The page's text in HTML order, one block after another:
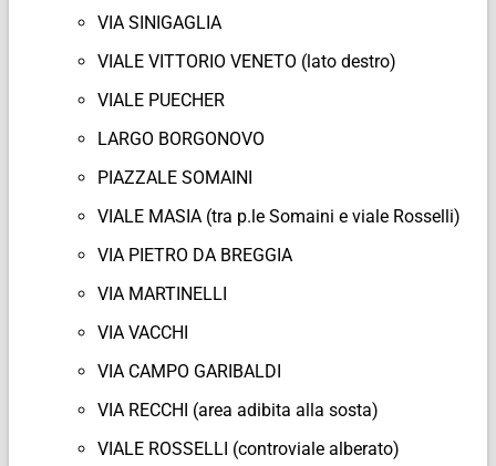
VIA SINIGAGLIA
VIALE VITTORIO VENETO (lato destro)
VIALE PUECHER
LARGO BORGONOVO
PIAZZALE SOMAINI
VIALE MASIA (tra p.le Somaini e viale Rosselli)
VIA PIETRO DA BREGGIA
VIA MARTINELLI
VIA VACCHI
VIA CAMPO GARIBALDI
VIA RECCHI (area adibita alla sosta)
VIALE ROSSELLI (controviale alberato)